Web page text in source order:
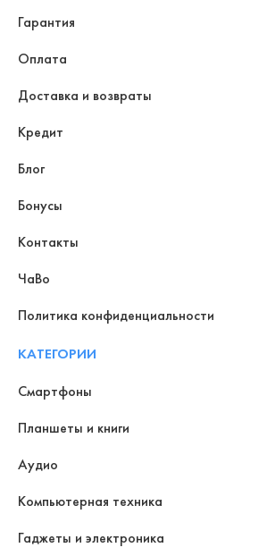
Гарантия
Оплата
Доставка и возвраты
Кредит
Блог
Бонусы
Контакты
ЧаВо
Политика конфиденциальности
КАТЕГОРИИ
Смартфоны
Планшеты и книги
Аудио
Компьютерная техника
Гаджеты и электроника